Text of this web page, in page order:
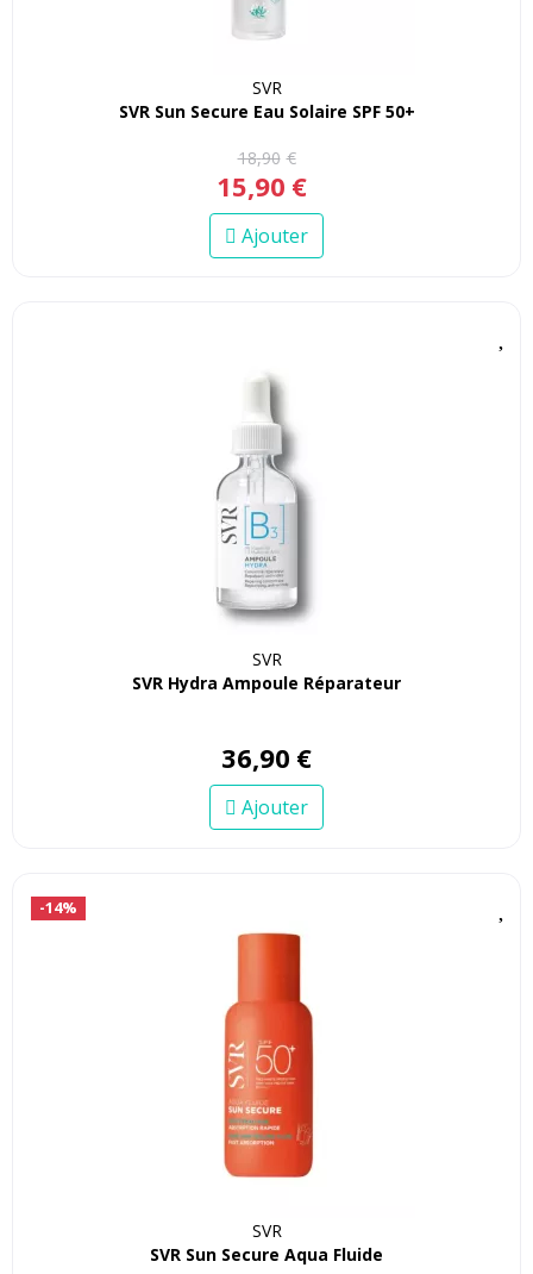
SVR
SVR Sun Secure Eau Solaire SPF 50+
18,90 €
15,90 €
Ajouter
SVR
SVR Hydra Ampoule Réparateur
36,90 €
Ajouter
-14%
SVR
SVR Sun Secure Aqua Fluide